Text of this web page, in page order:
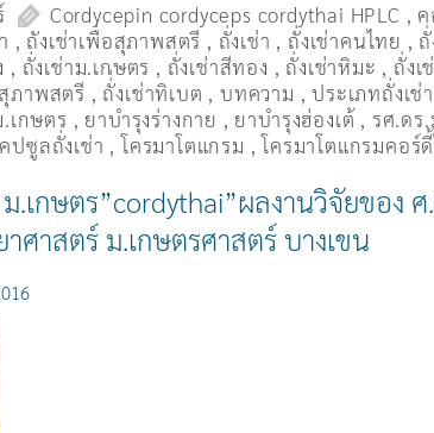
Cordycepin cordyceps cordythai HPLC ,
, ถังเช่าเพื่อสุภาพสตรี , ถั่งเช่า , ถั่งเช่าคนไทย ,
, ถั่งเช่าม.เกษตร , ถั่งเช่าสีทอง , ถั่งเช่าหิมะ , ถั่งเ
ภาพสตรี , ถั่่งเช่าทิเบต ,บทความ ,ประเภทถั่งเช่า
เกษตร , ยาบำรุงร่างกาย , ยาบำรุงฮ่องเต้ , รศ.ดร
ปซูลถั่งเช่า ,โครมาโตแกรม ,โครมาโตแกรมคอร์
.เกษตร”cordythai”ผลงานวิจัยขอ
ศาสตร์ ม.เกษตรศาสตร์ บางเขน